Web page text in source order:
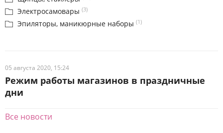
Электросамовары (3)
Эпиляторы, маникюрные наборы (1)
05 августа 2020, 15:24
Режим работы магазинов в праздничные
дни
Все новости